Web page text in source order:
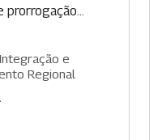
e
Regional